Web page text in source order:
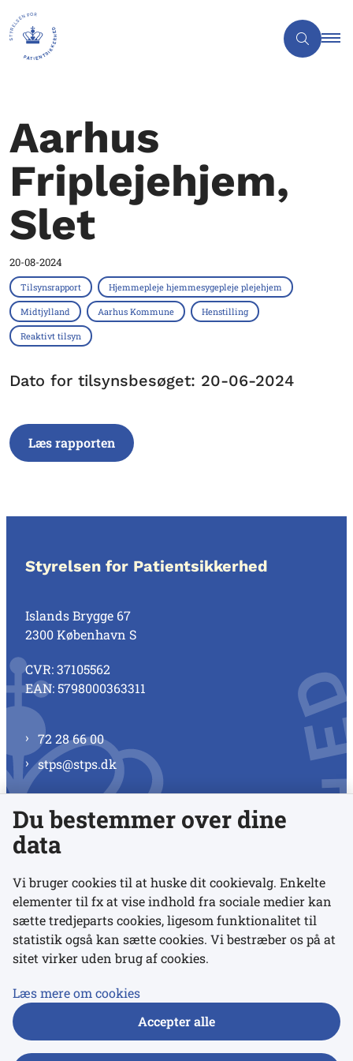
Aarhus
Friplejehjem,
Slet
20-08-2024
Tilsynsrapport Hjemmepleje hjemmesygepleje plejehjem
Midtjylland Aarhus Kommune Henstilling
Reaktivt tilsyn
Dato for tilsynsbesøget: 20-06-2024
Læs rapporten
Styrelsen for Patientsikkerhed
Islands Brygge 67
2300 København S
CVR: 37105562
EAN: 5798000363311
72 28 66 00
stps@stps.dk
Se alle kontaktnumre
Links
Udgivelser
Du bestemmer over dine
data
Vi bruger cookies til at huske dit cookievalg. Enkelte
elementer til fx at vise indhold fra sociale medier kan
sætte tredjeparts cookies, ligesom funktionalitet til
statistik også kan sætte cookies. Vi bestræber os på at
sitet virker uden brug af cookies.
Læs mere om cookies
Accepter alle